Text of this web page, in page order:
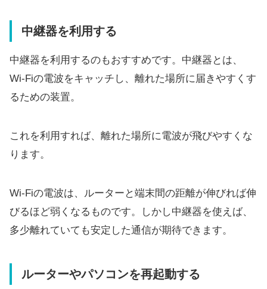
中継器を利用する
中継器を利用するのもおすすめです。中継器とは、
Wi-Fiの電波をキャッチし、離れた場所に届きやすくす
るための装置。
これを利用すれば、離れた場所に電波が飛びやすくな
ります。
Wi-Fiの電波は、ルーターと端末間の距離が伸びれば伸
びるほど弱くなるものです。しかし中継器を使えば、
多少離れていても安定した通信が期待できます。
ルーターやパソコンを再起動する